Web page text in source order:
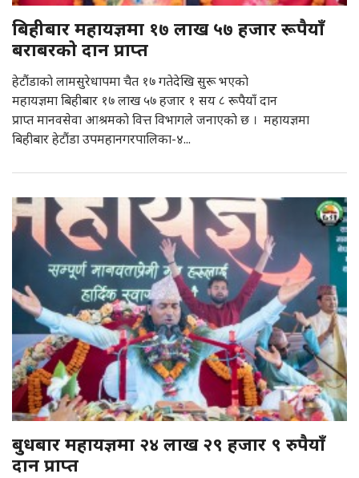
बिहीबार महायज्ञमा १७ लाख ५७ हजार रूपैयाँ
बराबरकाे दान प्राप्त
हेटाैंडाकाे लामसुरेधापमा चैत १७ गतेदेखि सुरू भएकाे
महायज्ञमा बिहीबार १७ लाख ५७ हजार १ सय ८ रूपैयाँ दान
प्राप्त मानवसेवा आश्रमकाे वित्त विभागले जनाएकाे छ । महायज्ञमा
बिहीबार हेटौंडा उपमहानगरपालिका-४...
बुधबार महायज्ञमा २४ लाख २९ हजार ९ रुपैयाँ
दान प्राप्त